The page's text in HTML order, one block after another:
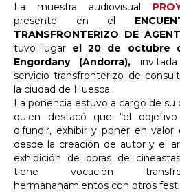
La muestra audiovisual
presente en el
TRANSFRONTERIZO DE
tuvo lugar el 20 de octubre
Engordany (Andorra),
servicio transfronterizo de
la ciudad de Huesca.
La ponencia estuvo a cargo de su
quien destacó que “el
difundir, exhibir y poner en valor
desde la creación de autor y el
exhibición de obras de
tiene vocación
hermananamientos con otros